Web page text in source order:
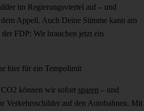
im Regierungsviertel auf – und
Appell. Auch Deine Stimme kann am
FDP: Wir brauchen jetzt ein
hier für ein Tempolimit
können wir sofort sparen – und
Verkehrsschilder auf den Autobahnen. Mit